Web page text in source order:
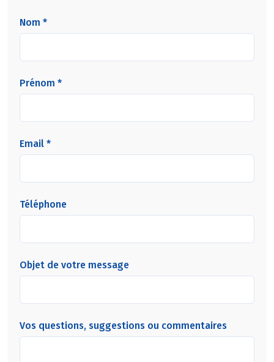
Nom *
Prénom *
Email *
Téléphone
Objet de votre message
Vos questions, suggestions ou commentaires